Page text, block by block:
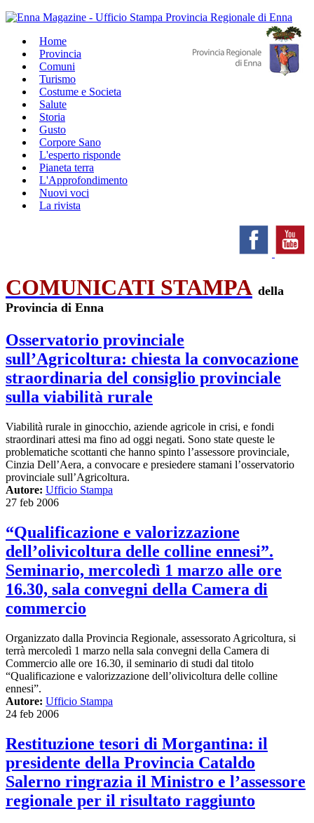
Home
Provincia
Comuni
Turismo
Costume e Societa
Salute
Storia
Gusto
Corpore Sano
L'esperto risponde
Pianeta terra
L'Approfondimento
Nuovi voci
La rivista
COMUNICATI STAMPA della
Provincia di Enna
Osservatorio provinciale
sull’Agricoltura: chiesta la convocazione
straordinaria del consiglio provinciale
sulla viabilità rurale
Viabilità rurale in ginocchio, aziende agricole in crisi, e fondi
straordinari attesi ma fino ad oggi negati. Sono state queste le
problematiche scottanti che hanno spinto l’assessore provinciale,
Cinzia Dell’Aera, a convocare e presiedere stamani l’osservatorio
provinciale sull’Agricoltura.
Autore: Ufficio Stampa
27 feb 2006
“Qualificazione e valorizzazione
dell’olivicoltura delle colline ennesi”.
Seminario, mercoledì 1 marzo alle ore
16.30, sala convegni della Camera di
commercio
Organizzato dalla Provincia Regionale, assessorato Agricoltura, si
terrà mercoledì 1 marzo nella sala convegni della Camera di
Commercio alle ore 16.30, il seminario di studi dal titolo
“Qualificazione e valorizzazione dell’olivicoltura delle colline
ennesi”.
Autore: Ufficio Stampa
24 feb 2006
Restituzione tesori di Morgantina: il
presidente della Provincia Cataldo
Salerno ringrazia il Ministro e l’assessore
regionale per il risultato raggiunto